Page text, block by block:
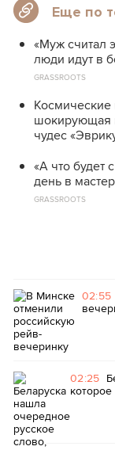
Еще по
«Муж считал
люди идут в
GRASSROOTS
шокирующая
чудес
«А что будет
день в
GRASSROOTS
02:55
02:25